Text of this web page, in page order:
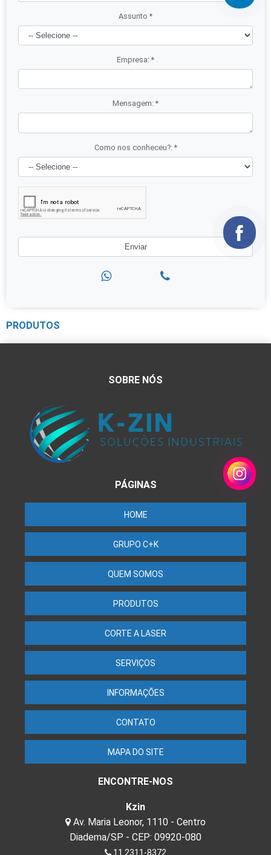
Assunto *
Empresa: *
Mensagem: *
Como nos conheceu?: *
PRODUTOS
SOBRE NÓS
PÁGINAS
HOME
GRUPO C+K
QUEM SOMOS
PRODUTOS
CORTE A LASER
SERVIÇOS
INFORMAÇÕES
CONTATO
MAPA DO SITE
ENCONTRE-NOS
Kzin
Av. Maria Leonor, 1110 - Centro
Diadema/SP - CEP: 09920-080
11 2311-8372